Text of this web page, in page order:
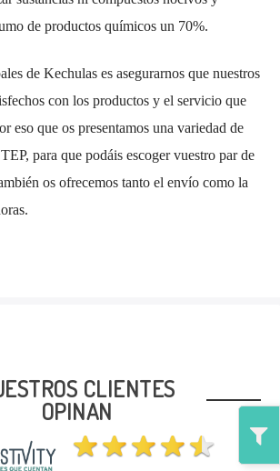
de productos químicos un 70%.
de Kechulas es asegurarnos que nuestros
con los productos y el servicio que
eso que os presentamos una variedad de
para que podáis escoger vuestro par de
os ofrecemos tanto el envío como la
CLIENTES
OPINAN